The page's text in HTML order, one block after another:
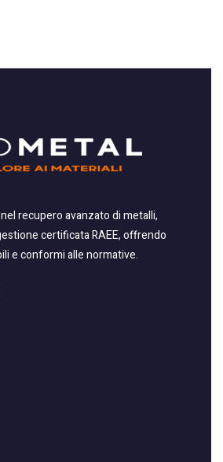
recupero avanzato di metalli,
certificata RAEE, offrendo
e conformi alle normative.